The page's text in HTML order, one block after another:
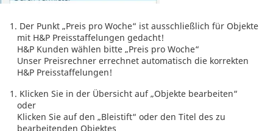
Der Punkt „Preis pro Woche“ ist ausschließlich für Objekte
mit H&P Preisstaffelungen gedacht!
H&P Kunden wählen bitte „Preis pro Woche“
Unser Preisrechner errechnet automatisch die korrekten
H&P Preisstaffelungen!
Klicken Sie in der Übersicht auf „Objekte bearbeiten“
oder
Klicken Sie auf den „Bleistift“ oder den Titel des zu
bearbeitenden Objektes